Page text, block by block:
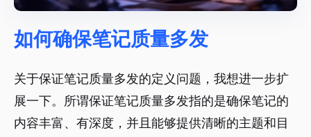
如何确保笔记质量多发
关于保证笔记质量多发的定义问题，我想进一步扩
展一下。所谓保证笔记质量多发指的是确保笔记的
内容丰富、有深度，并且能够提供清晰的主题和目